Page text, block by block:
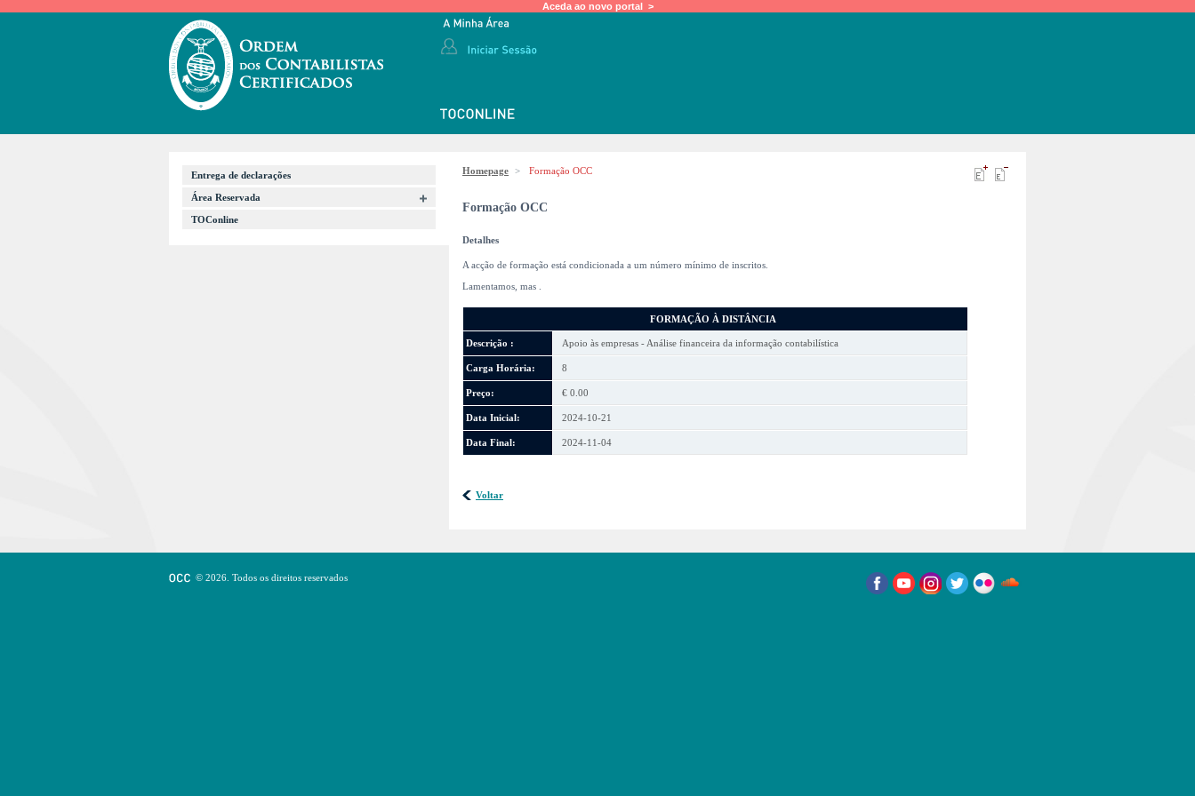
Aceda ao novo portal >
Entrega de declarações
Área Reservada
TOConline
Homepage > Formação OCC
Formação OCC
Detalhes
A acção de formação está condicionada a um número mínimo de inscritos.
Lamentamos, mas
FORMAÇÃO À DISTÂNCIA
Descrição : Apoio às empresas - Análise financeira da informação contabilística
Carga Horária: 8
Preço: € 0.00
Data Inicial: 2024-10-21
Data Final: 2024-11-04
Voltar
© 2026. Todos os direitos reservados